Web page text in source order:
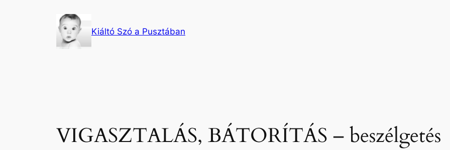
Kiáltó Szó a Pusztában
VIGASZTALÁS, BÁTORÍTÁS – beszélgetés